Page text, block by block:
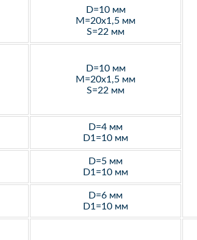
D=10 мм
M=20х1,5 мм
S=22 мм
D=10 мм
M=20х1,5 мм
S=22 мм
D=4 мм
D1=10 мм
D=5 мм
D1=10 мм
D=6 мм
D1=10 мм